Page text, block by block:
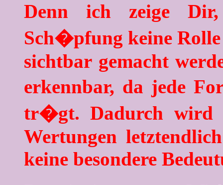
Denn ich zeige
Sch�pfung keine
sichtbar gemacht
erkennbar, da jede
tr�gt. Dadurch wird
Wertungen
keine besondere